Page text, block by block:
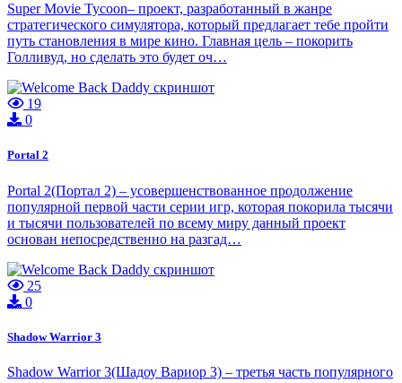
Super Movie Tycoon– проект, разработанный в жанре
стратегического симулятора, который предлагает тебе пройти
путь становления в мире кино. Главная цель – покорить
Голливуд, но сделать это будет оч…
19
0
Portal 2
Portal 2(Портал 2) – усовершенствованное продолжение
популярной первой части серии игр, которая покорила тысячи
и тысячи пользователей по всему миру данный проект
основан непосредственно на разгад…
25
0
Shadow Warrior 3
Shadow Warrior 3(Шадоу Вариор 3) – третья часть популярного